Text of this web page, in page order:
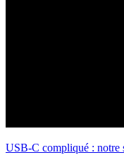
USB-C compliqué : notre